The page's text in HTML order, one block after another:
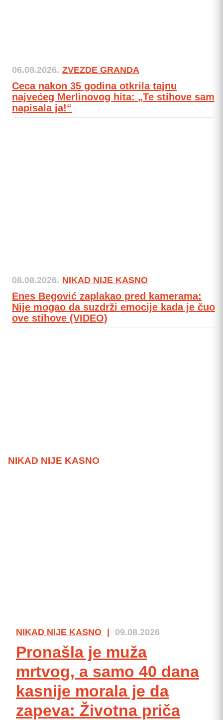
06.08.2026. ZVEZDE GRANDA
Ceca nakon 35 godina otkrila tajnu
najvećeg Merlinovog hita: „Te stihove sam
napisala ja!“
08.08.2026. NIKAD NIJE KASNO
Enes Begović zaplakao pred kamerama:
Nije mogao da suzdrži emocije kada je čuo
ove stihove (VIDEO)
NIKAD NIJE KASNO
NIKAD NIJE KASNO | 09.08.2026
Pronašla je muža
mrtvog, a samo 40 dana
kasnije morala je da
zapeva: Životna priča